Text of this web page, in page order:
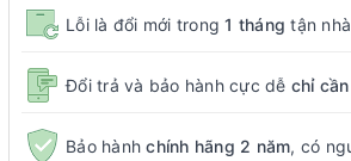
Lỗi là đổi mới trong1 tháng tận
Đổi trả và bảo hành cực dễ chỉ
Bảo hànhchính hãng 2 năm, có